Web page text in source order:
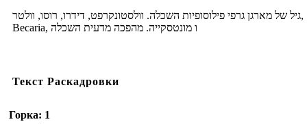
גיל של מארגן גרפי פילוסופיות השכלה. וולסטונקרפט, דידרו, רוסו, וולטר,
Becaria, ו מונטסקייה. מהפכה מדעית השכלה
Текст Раскадровки
Горка: 1